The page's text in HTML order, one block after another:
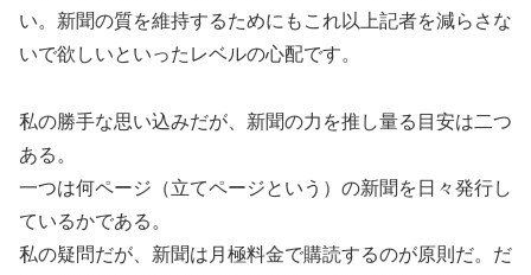
い。新聞の質を維持するためにもこれ以上記者を減らさな
いで欲しいといったレベルの心配です。
私の勝手な思い込みだが、新聞の力を推し量る目安は二つ
ある。
一つは何ページ（立てページという）の新聞を日々発行し
ているかである。
私の疑問だが、新聞は月極料金で購読するのが原則だ。だ